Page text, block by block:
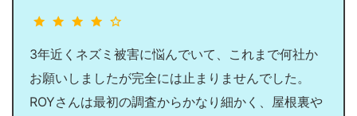
3年近くネズミ被害に悩んでいて、これまで何社か
お願いしましたが完全には止まりませんでした。
ROYさんは最初の調査からかなり細かく、屋根裏や